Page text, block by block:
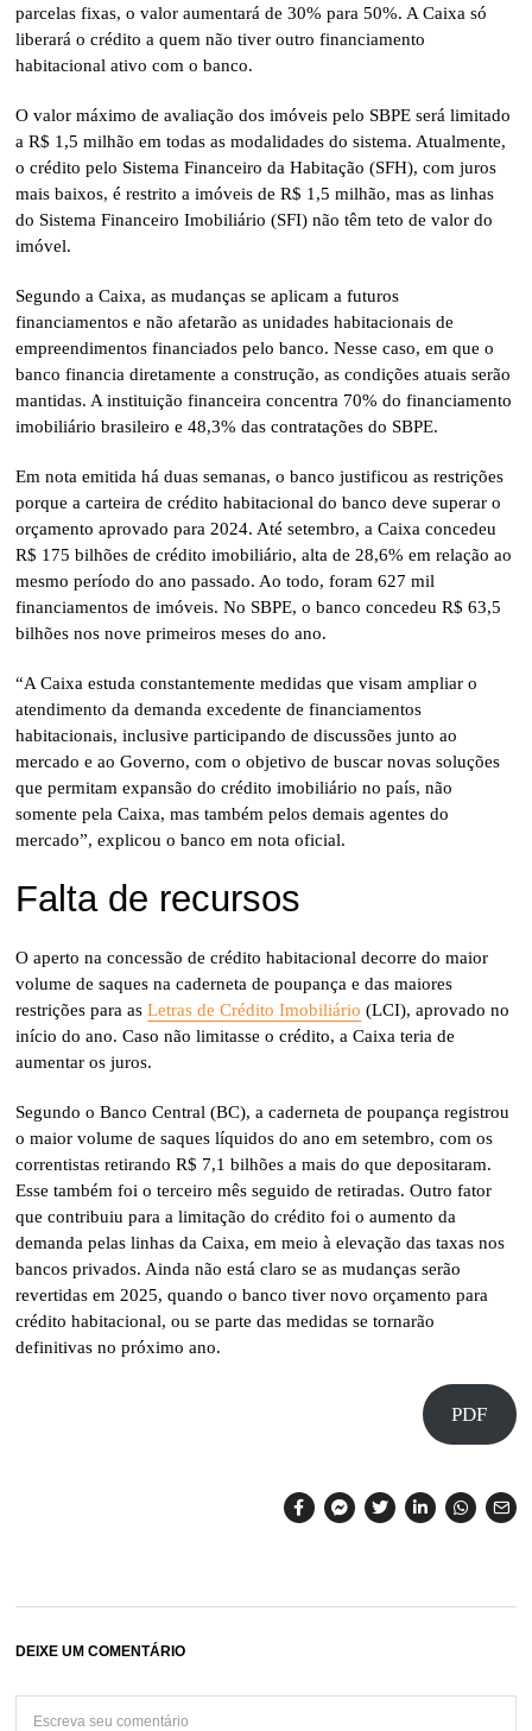
parcelas fixas, o valor aumentará de 30% para 50%. A Caixa só
liberará o crédito a quem não tiver outro financiamento
habitacional ativo com o banco.
O valor máximo de avaliação dos imóveis pelo SBPE será limitado
a R$ 1,5 milhão em todas as modalidades do sistema. Atualmente,
o crédito pelo Sistema Financeiro da Habitação (SFH), com juros
mais baixos, é restrito a imóveis de R$ 1,5 milhão, mas as linhas
do Sistema Financeiro Imobiliário (SFI) não têm teto de valor do
imóvel.
Segundo a Caixa, as mudanças se aplicam a futuros
financiamentos e não afetarão as unidades habitacionais de
empreendimentos financiados pelo banco. Nesse caso, em que o
banco financia diretamente a construção, as condições atuais serão
mantidas. A instituição financeira concentra 70% do financiamento
imobiliário brasileiro e 48,3% das contratações do SBPE.
Em nota emitida há duas semanas, o banco justificou as restrições
porque a carteira de crédito habitacional do banco deve superar o
orçamento aprovado para 2024. Até setembro, a Caixa concedeu
R$ 175 bilhões de crédito imobiliário, alta de 28,6% em relação ao
mesmo período do ano passado. Ao todo, foram 627 mil
financiamentos de imóveis. No SBPE, o banco concedeu R$ 63,5
bilhões nos nove primeiros meses do ano.
“A Caixa estuda constantemente medidas que visam ampliar o
atendimento da demanda excedente de financiamentos
habitacionais, inclusive participando de discussões junto ao
mercado e ao Governo, com o objetivo de buscar novas soluções
que permitam expansão do crédito imobiliário no país, não
somente pela Caixa, mas também pelos demais agentes do
mercado”, explicou o banco em nota oficial.
Falta de recursos
O aperto na concessão de crédito habitacional decorre do maior
volume de saques na caderneta de poupança e das maiores
restrições para asLetras de Crédito Imobiliário (LCI), aprovado no
início do ano. Caso não limitasse o crédito, a Caixa teria de
aumentar os juros.
Segundo o Banco Central (BC), a caderneta de poupança registrou
o maior volume de saques líquidos do ano em setembro, com os
correntistas retirando R$ 7,1 bilhões a mais do que depositaram.
Esse também foi o terceiro mês seguido de retiradas. Outro fator
que contribuiu para a limitação do crédito foi o aumento da
demanda pelas linhas da Caixa, em meio à elevação das taxas nos
bancos privados. Ainda não está claro se as mudanças serão
revertidas em 2025, quando o banco tiver novo orçamento para
crédito habitacional, ou se parte das medidas se tornarão
definitivas no próximo ano.
PDF
DEIXE UM COMENTÁRIO